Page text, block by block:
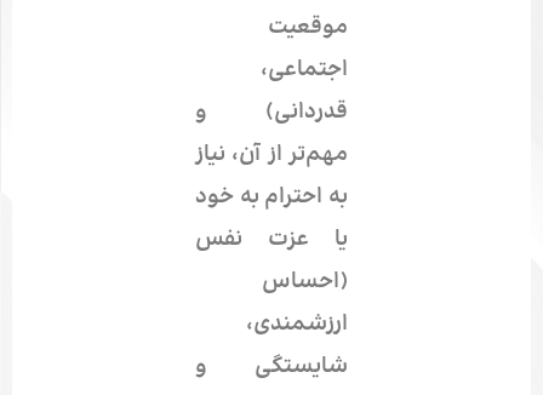
موقعیت
اجتماعی،
قدردانی) و
مهم‌تر از آن، نیاز
به احترام به خود
یا عزت نفس
(احساس
ارزشمندی،
شایستگی و